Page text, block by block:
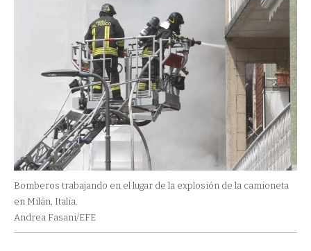
Bomberos trabajando en el lugar de la explosión de la camioneta
en Milán, Italia.
Andrea Fasani/EFE